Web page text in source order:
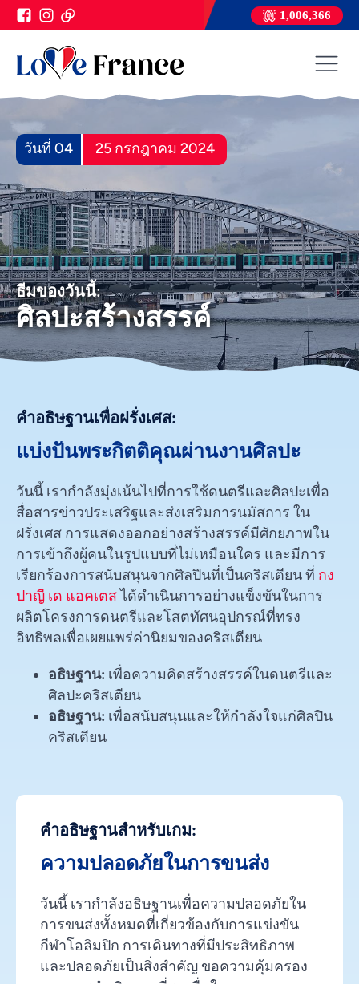
1,006,366
วันที่ 04 25 กรกฎาคม 2024
ธีมของวันนี้:
ศิลปะสร้างสรรค์
คำอธิษฐานเพื่อฝรั่งเศส:
แบ่งปันพระกิตติคุณผ่านงานศิลปะ
วันนี้ เรากำลังมุ่งเน้นไปที่การใช้ดนตรีและศิลปะเพื่อ
สื่อสารข่าวประเสริฐและส่งเสริมการนมัสการ ใน
ฝรั่งเศส การแสดงออกอย่างสร้างสรรค์มีศักยภาพใน
การเข้าถึงผู้คนในรูปแบบที่ไม่เหมือนใคร และมีการ
เรียกร้องการสนับสนุนจากศิลปินที่เป็นคริสเตียน ที่ กง
ปาญี เด แอคเตสได้ดำเนินการอย่างแข็งขันในการ
ผลิตโครงการดนตรีและโสตทัศนอุปกรณ์ที่ทรง
อิทธิพลเพื่อเผยแพร่ค่านิยมของคริสเตียน
อธิษฐาน: เพื่อความคิดสร้างสรรค์ในดนตรีและ
ศิลปะคริสเตียน
อธิษฐาน: เพื่อสนับสนุนและให้กำลังใจแก่ศิลปิน
คริสเตียน
คำอธิษฐานสำหรับเกม:
ความปลอดภัยในการขนส่ง
วันนี้ เรากำลังอธิษฐานเพื่อความปลอดภัยใน
การขนส่งทั้งหมดที่เกี่ยวข้องกับการแข่งขัน
กีฬาโอลิมปิก การเดินทางที่มีประสิทธิภาพ
และปลอดภัยเป็นสิ่งสำคัญ ขอความคุ้มครอง